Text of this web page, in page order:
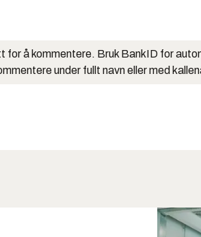
for å kommentere. Bruk BankID for
under fullt navn eller med